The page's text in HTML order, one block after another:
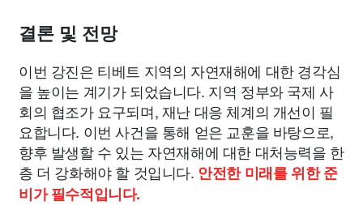
결론 및 전망
이번 강진은 티베트 지역의 자연재해에 대한 경각심
을 높이는 계기가 되었습니다. 지역 정부와 국제 사
회의 협조가 요구되며, 재난 대응 체계의 개선이 필
요합니다. 이번 사건을 통해 얻은 교훈을 바탕으로,
향후 발생할 수 있는 자연재해에 대한 대처능력을 한
층 더 강화해야 할 것입니다. 안전한 미래를 위한 준
비가 필수적입니다.